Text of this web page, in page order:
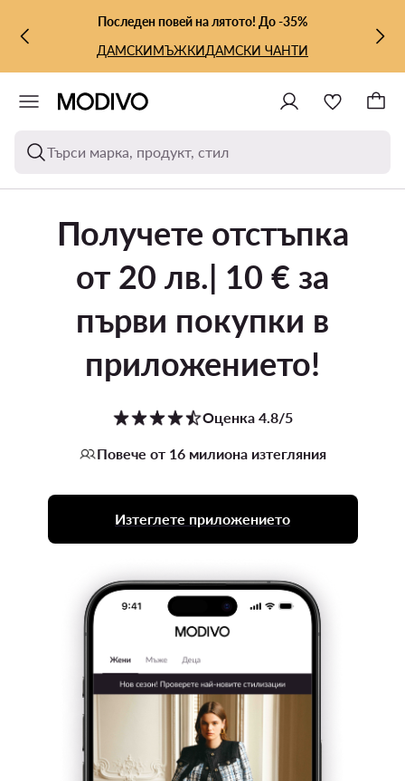
КЪМ ОСНОВНОТО СЪДЪРЖАНИЕ
КЪМ ТЪРСЕНЕПоследен повей на лятото! До -35%
ДАМСКИМЪЖКИДАМСКИ ЧАНТИ
Търси марка, продукт, стил
Получете отстъпка
от 20 лв.| 10 € за
първи покупки в
приложението!
Оценка 4.8/5
Повече от 16 милиона изтегляния
Изтеглете приложението